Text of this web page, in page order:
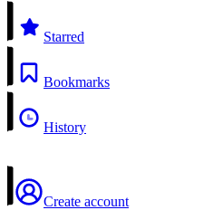
Starred
Bookmarks
History
Create account